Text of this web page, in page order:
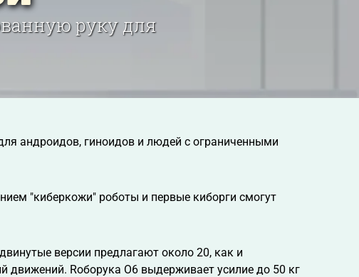
руку для
андроидов, гиноидов и людей с ограниченными
"киберкожи" роботы и первые киборги смогут
версии предлагают около 20, как и
движений. Roборука O6 выдерживает усилие до 50 кг